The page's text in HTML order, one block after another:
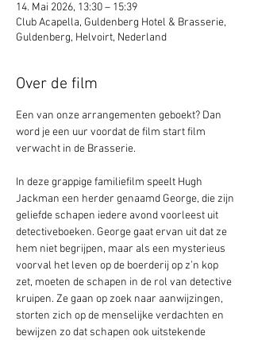
14. Mai 2026, 13:30 – 15:39
Club Acapella, Guldenberg Hotel & Brasserie,
Guldenberg, Helvoirt, Nederland
Over de film
Een van onze arrangementen geboekt? Dan
word je een uur voordat de film start film
verwacht in de Brasserie.
In deze grappige familiefilm speelt Hugh
Jackman een herder genaamd George, die zijn
geliefde schapen iedere avond voorleest uit
detectiveboeken. George gaat ervan uit dat ze
hem niet begrijpen, maar als een mysterieus
voorval het leven op de boerderij op z’n kop
zet, moeten de schapen in de rol van detective
kruipen. Ze gaan op zoek naar aanwijzingen,
storten zich op de menselijke verdachten en
bewijzen zo dat schapen ook uitstekende